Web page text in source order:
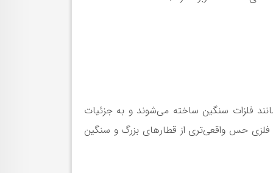
فلزات سنگین ساخته می‌شوند و به جزئیات
حس واقعی‌تری از قطارهای بزرگ و سنگین